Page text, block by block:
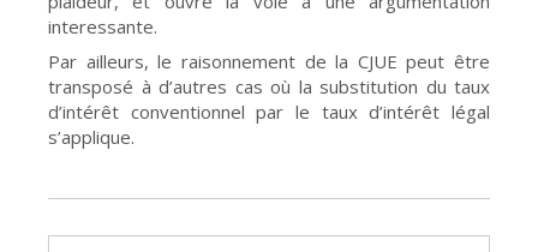
interessante.
Par ailleurs, le raisonnement de la CJUE peut être
transposé à d’autres cas où la substitution du taux
d’intérêt conventionnel par le taux d’intérêt légal
s’applique.